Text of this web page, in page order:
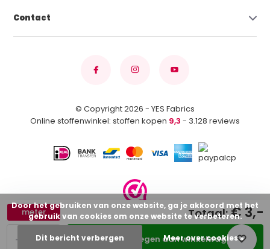
+
-
meter
Toevoegen aan winkelwagen
Totaal:€ 3,-
Contact
© Copyright 2026 - YES Fabrics
Online stoffenwinkel: stoffen kopen 9,3 - 3.128 reviews
Door het gebruiken van onze website, ga je akkoord met het
gebruik van cookies om onze website te verbeteren.
Dit bericht verbergen Meer over cookies »